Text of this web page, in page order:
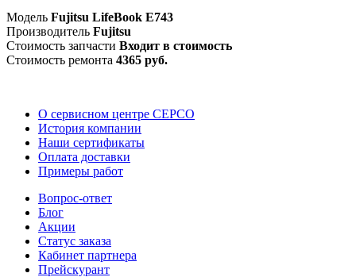
Модель Fujitsu LifeBook E743
Производитель Fujitsu
Стоимость запчасти Входит в стоимость
Стоимость ремонта 4365 руб.
О сервисном центре СЕРСО
История компании
Наши сертификаты
Оплата доставки
Примеры работ
Вопрос-ответ
Блог
Акции
Статус заказа
Кабинет партнера
Прейскурант